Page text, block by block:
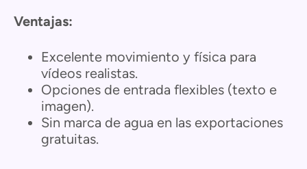
Ventajas:
Excelente movimiento y física para
vídeos realistas.
Opciones de entrada flexibles (texto e
imagen).
Sin marca de agua en las exportaciones
gratuitas.